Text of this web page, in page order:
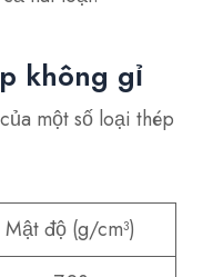
không gỉ
một số loại thép
Mật độ (g/cm³)